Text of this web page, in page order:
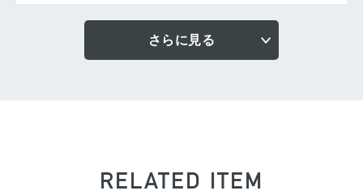
さらに見る
RELATED ITEM